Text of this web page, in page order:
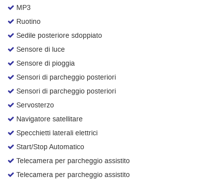
MP3
Ruotino
Sedile posteriore sdoppiato
Sensore di luce
Sensore di pioggia
Sensori di parcheggio posteriori
Sensori di parcheggio posteriori
Servosterzo
Navigatore satellitare
Specchietti laterali elettrici
Start/Stop Automatico
Telecamera per parcheggio assistito
Telecamera per parcheggio assistito